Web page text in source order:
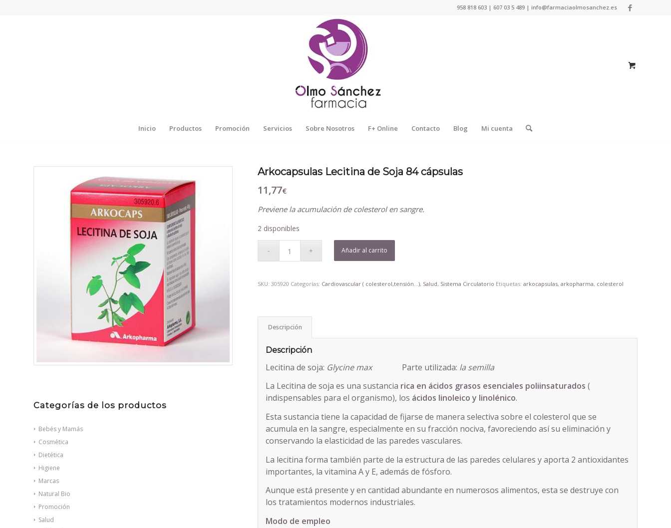
958 818 603 | 607 03 5 489 | info@farmaciaolmosanchez.es
Inicio Productos Promoción Servicios Sobre Nosotros F+ Online Contacto Blog Mi cuenta
Categorías de los productos
Bebés y Mamás
Cosmética
Dietética
Higiene
Marcas
Natural Bio
Promoción
Salud
Arkocapsulas Lecitina de Soja 84 cápsulas
11,77€
Previene la acumulación de colesterol en sangre.
2 disponibles
Añadir al carrito
SKU:305920 Categorías: Cardiovascular ( colesterol,tensión...), Salud, Sistema Circulatorio Etiquetas:arkocapsulas,arkopharma, colesterol
Descripción
Descripción
Lecitina de soja: Glycine maxParte utilizada: la semilla
La Lecitina de soja es una sustancia rica en ácidos grasos esenciales poliinsaturados (
indispensables para el organismo), los ácidos linoleico y linolénico.
Esta sustancia tiene la capacidad de fijarse de manera selectiva sobre el colesterol que se
acumula en la sangre, especialmente en su fracción nociva, favoreciendo así su eliminación y
conservando la elasticidad de las paredes vasculares.
La lecitina forma también parte de la estructura de las paredes celulares y aporta 2 antioxidantes
importantes, la vitamina A y E, además de fósforo.
Aunque está presente y en cantidad abundante en numerosos alimentos, esta se destruye con
los tratamientos modernos industriales.
Modo de empleo